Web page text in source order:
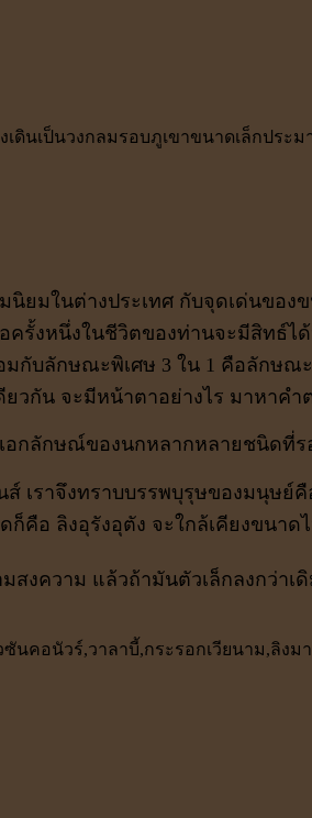
ดินเป็นวงกลมรอบภูเขาขนาดเล็กประม
นิยมในต่างประเทศ กับจุดเด่นขอ
รั้งหนึ่งในชีวิตของท่านจะมีสิทธ์ไ
กับลักษณะพิเศษ 3 ใน 1 คือลักษณ
กัน จะมีหน้าตาอย่างไร มาหาคำต
อกลักษณ์ของนกหลากหลายชนิดที่
เราจึงทราบบรรพบุรุษของมนุษย์คื
คือ ลิงอุรังอุตัง จะใกล้เคียงขนา
สงความ แล้วถ้ามันตัวเล็กลงกว่า
นคอนัวร์,วาลาบี้,กระรอกเวียนาม,ลิงม